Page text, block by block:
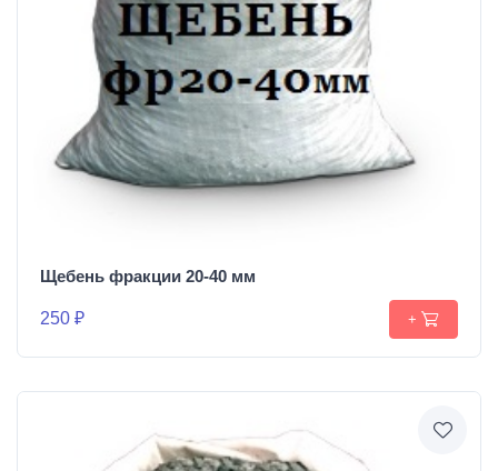
Щебень фракции 20-40 мм
250 ₽ +